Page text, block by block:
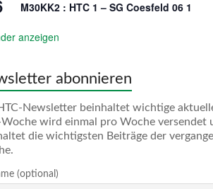
M30KK2 : HTC 1 – SG Coesfeld 06 1
anzeigen
abonnieren
Newsletter beinhaltet wichtige
Woche wird einmal pro Woche versendet
die wichtigsten Beiträge der
(optional)